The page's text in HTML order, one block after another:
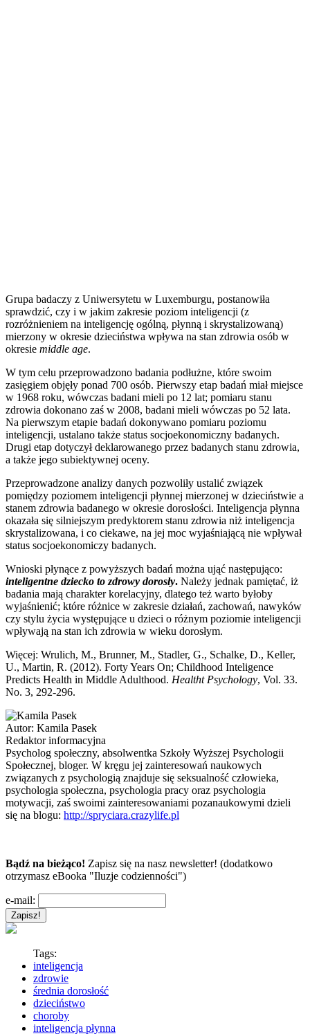
Grupa badaczy z Uniwersytetu w Luxemburgu, postanowiła
sprawdzić, czy i w jakim zakresie poziom inteligencji (z
rozróżnieniem na inteligencję ogólną, płynną i skrystalizowaną)
mierzony w okresie dzieciństwa wpływa na stan zdrowia osób w
okresie middle age.
W tym celu przeprowadzono badania podłużne, które swoim
zasięgiem objęły ponad 700 osób. Pierwszy etap badań miał miejsce
w 1968 roku, wówczas badani mieli po 12 lat; pomiaru stanu
zdrowia dokonano zaś w 2008, badani mieli wówczas po 52 lata.
Na pierwszym etapie badań dokonywano pomiaru poziomu
inteligencji, ustalano także status socjoekonomiczny badanych.
Drugi etap dotyczył deklarowanego przez badanych stanu zdrowia,
a także jego subiektywnej oceny.
Przeprowadzone analizy danych pozwoliły ustalić związek
pomiędzy poziomem inteligencji płynnej mierzonej w dzieciństwie a
stanem zdrowia badanego w okresie dorosłości. Inteligencja płynna
okazała się silniejszym predyktorem stanu zdrowia niż inteligencja
skrystalizowana, i co ciekawe, na jej moc wyjaśniającą nie wpływał
status socjoekonomiczy badanych.
Wnioski płynące z powyższych badań można ująć następująco:
inteligentne dziecko to zdrowy dorosły. Należy jednak pamiętać, iż
badania mają charakter korelacyjny, dlatego też warto byłoby
wyjaśnienić; które różnice w zakresie działań, zachowań, nawyków
czy stylu życia występujące u dzieci o różnym poziomie inteligencji
wpływają na stan ich zdrowia w wieku dorosłym.
Więcej: Wrulich, M., Brunner, M., Stadler, G., Schalke, D., Keller,
U., Martin, R. (2012). Forty Years On; Childhood Inteligence
Predicts Health in Middle Adulthood. Healtht Psychology, Vol. 33.
No. 3, 292-296.
Autor: Kamila Pasek
Redaktor informacyjna
Psycholog społeczny, absolwentka Szkoły Wyższej Psychologii
Społecznej, bloger. W kręgu jej zainteresowań naukowych
związanych z psychologią znajduje się seksualność człowieka,
psychologia społeczna, psychologia pracy oraz psychologia
motywacji, zaś swoimi zainteresowaniami pozanaukowymi dzieli
się na blogu: http://spryciara.crazylife.pl
Bądź na bieżąco! Zapisz się na nasz newsletter! (dodatkowo
otrzymasz eBooka "Iluzje codzienności")
e-mail:
Tags:
inteligencja
zdrowie
średnia dorosłość
dzieciństwo
choroby
inteligencja płynna